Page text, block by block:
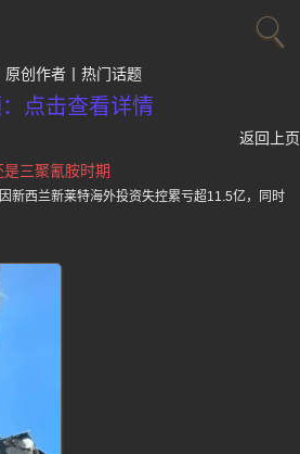
原创作者 热门话题
点击查看详情
返回上页
三聚氰胺时期
新西兰新莱特海外投资失控累亏超11.5亿，同时